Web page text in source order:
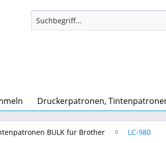
Druckerpatronen,
BULK für Brother LC-980